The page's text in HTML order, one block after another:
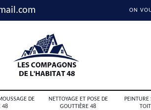
ON
DE
48
NETTOYAGE ET POSE DE
GOUTTIÈRE 48
PEINTURE